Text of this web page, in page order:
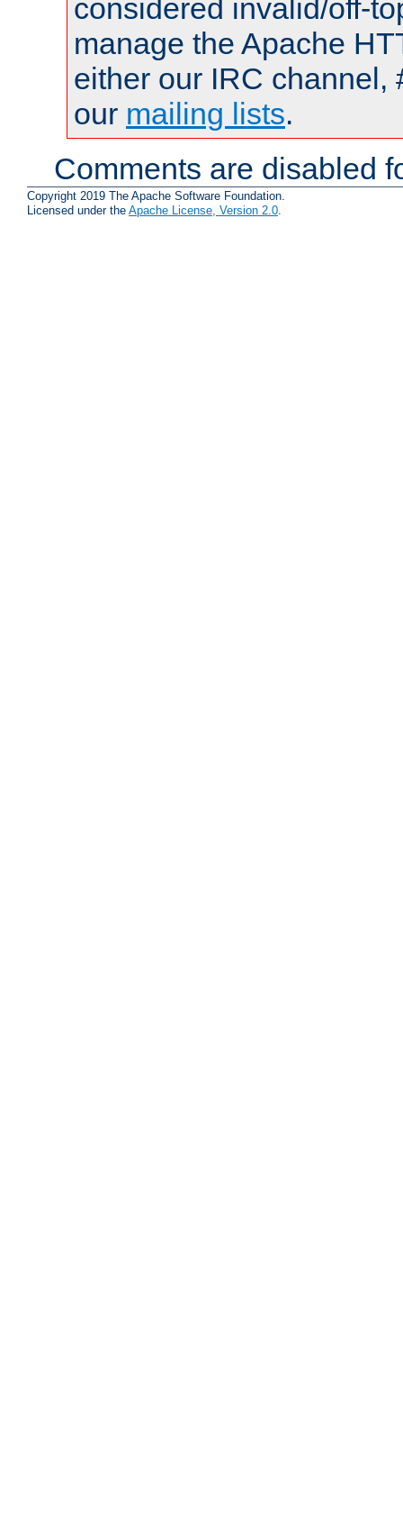
considered invalid/off-
manage the Apache
either our IRC channel,
our mailing lists.
Comments are disabled
Copyright 2019 The Apache Software Foundation.
Licensed under the Apache License, Version 2.0.